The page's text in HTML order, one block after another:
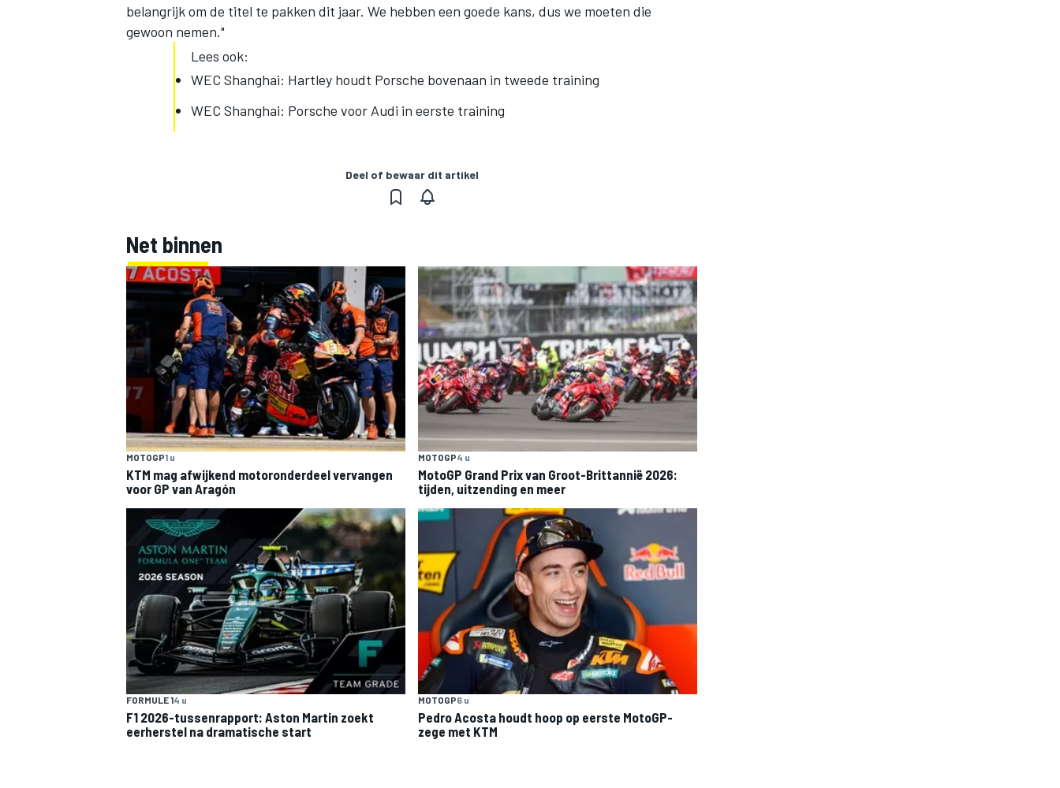
belangrijk om de titel te pakken dit jaar. We hebben een goede kans, dus we moeten die
gewoon nemen."
Lees ook:
WEC Shanghai: Hartley houdt Porsche bovenaan in tweede training
WEC Shanghai: Porsche voor Audi in eerste training
Deel of bewaar dit artikel
Net binnen
MOTOGP1 u
KTM mag afwijkend motoronderdeel vervangen
voor GP van Aragón
MOTOGP4 u
MotoGP Grand Prix van Groot-Brittannië 2026:
tijden, uitzending en meer
FORMULE 14 u
F1 2026-tussenrapport: Aston Martin zoekt
eerherstel na dramatische start
MOTOGP6 u
Pedro Acosta houdt hoop op eerste MotoGP-
zege met KTM